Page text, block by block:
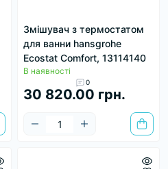
Змішувач з термостатом
для ванни hansgrohe
Ecostat Comfort, 13114140
В наявності
0
30 820.00 грн.